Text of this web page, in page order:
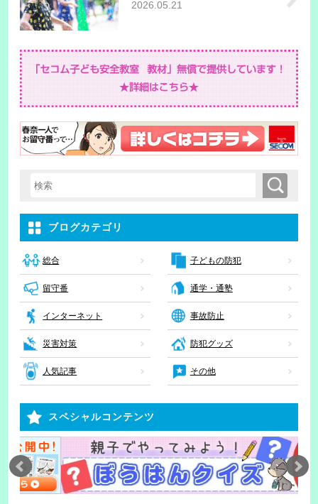
2026.05.21
検索キーワード入力 検索
ブログカテゴリ
総合 子どもの防犯
留守番 通学・通塾
インターネット 事故防止
災害対策 防犯グッズ
人気記事 その他
スペシャルコンテンツ